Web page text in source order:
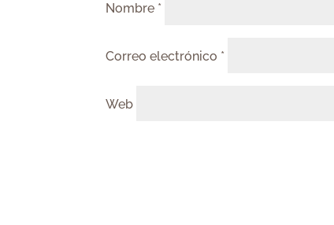
Nombre *
Correo electrónico *
Web